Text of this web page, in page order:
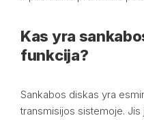
Kas yra
funkcija?
Sankabos diskas yra
transmisijos sistemoje. Jis